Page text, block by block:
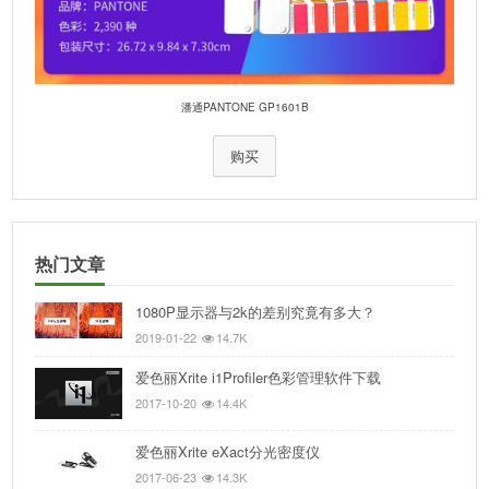
潘通PANTONE GP1601B
购买
热门文章
1080P显示器与2k的差别究竟有多大？
2019-01-22 14.7K
爱色丽Xrite i1Profiler色彩管理软件下载
2017-10-20 14.4K
爱色丽Xrite eXact分光密度仪
2017-06-23 14.3K